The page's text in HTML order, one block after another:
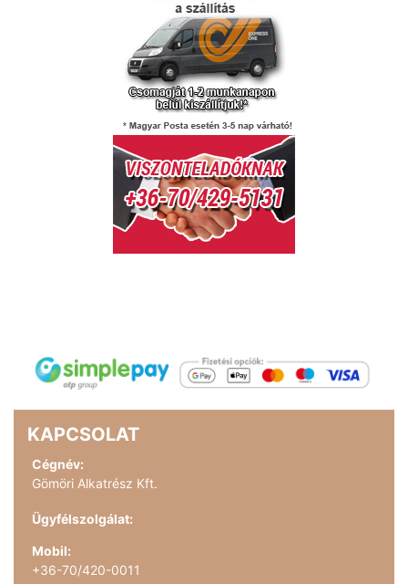
KAPCSOLAT
Cégnév:
Gömöri Alkatrész Kft.
Ügyfélszolgálat:
Mobil:
+36-70/420-0011